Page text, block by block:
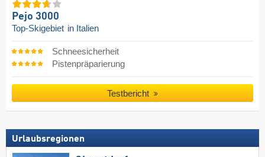
Pejo 3000
Top-Skigebiet in Italien
Schneesicherheit
Pistenpräparierung
Testbericht
Urlaubsregionen